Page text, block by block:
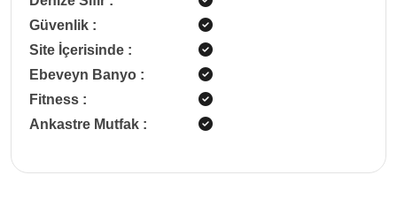
Güvenlik :
Site İçerisinde :
Ebeveyn Banyo :
Fitness :
Ankastre Mutfak :